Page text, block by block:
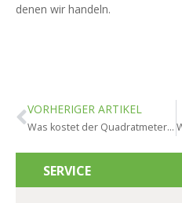
denen wir handeln.
VORHERIGER ARTIKEL
Was kostet der Quadratmeter in Oestrich-Winkel?
SERVICE